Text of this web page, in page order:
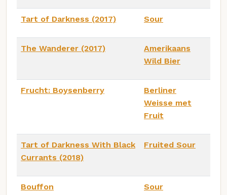
Tart of Darkness (2017) Sour
The Wanderer (2017)
Amerikaans
Wild Bier
Frucht: Boysenberry
Berliner
Weisse met
Fruit
Tart of Darkness With Black
Currants (2018)
Fruited Sour
Bouffon Sour